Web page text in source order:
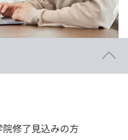
修了見込みの方